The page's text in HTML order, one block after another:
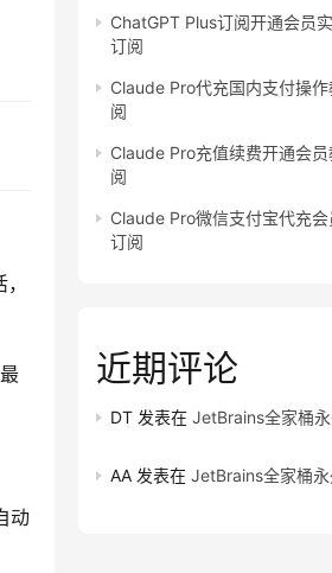
动
ChatGPT Plus订阅开通会员
订阅
Claude Pro代充国内支付操
阅
Claude Pro充值续费开通会
阅
Claude Pro微信支付宝代充
订阅
近期评论
DT 发表在 JetBrains全家桶
AA 发表在 JetBrains全家桶